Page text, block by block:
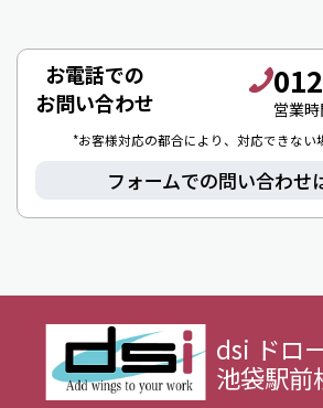
お電話での
お問い合わせ
営業
*お客様対応の都合により、対応できない
フォームでの問い合わせ
dsi ドロ
池袋駅前